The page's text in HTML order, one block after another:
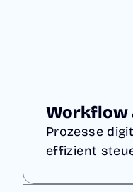
Workflow
Prozesse
effizient